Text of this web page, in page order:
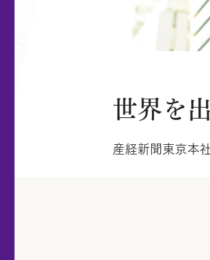
世界を
産経新聞東京本